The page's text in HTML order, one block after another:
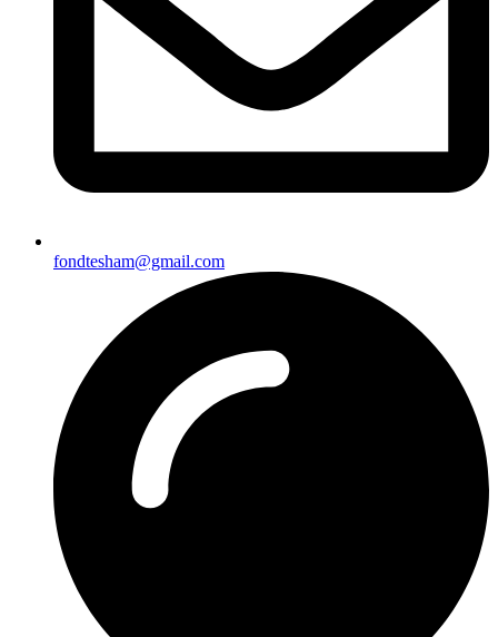
fondtesham@gmail.com